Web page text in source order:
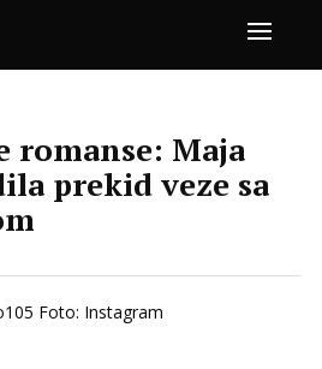
romanse: Maja
prekid veze sa
Foto: Instagram